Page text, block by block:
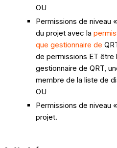
OU
Permissions de niveau
du projet avec la
que gestionnaire de
de permissions ET être
gestionnaire de QRT,
membre de la liste de
OU
Permissions de niveau
projet.